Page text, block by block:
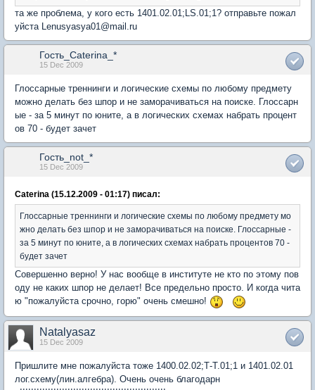
та же проблема, у кого есть 1401.02.01;LS.01;1? отправьте пожал
уйста Lenusyasya01@mail.ru
Гость_Caterina_*
15 Dec 2009
Глоссарные треннинги и логические схемы по любому предмету
можно делать без шпор и не заморачиваться на поиске. Глоссарн
ые - за 5 минут по юните, а в логических схемах набрать процент
ов 70 - будет зачет
Гость_not_*
15 Dec 2009
Caterina (15.12.2009 - 01:17) писал:
Глоссарные треннинги и логические схемы по любому предмету мо
жно делать без шпор и не заморачиваться на поиске. Глоссарные -
за 5 минут по юните, а в логических схемах набрать процентов 70 -
будет зачет
Совершенно верно! У нас вообще в институте не кто по этому пов
оду не каких шпор не делает! Все предельно просто. И когда чита
ю "пожалуйста срочно, горю" очень смешно!
Natalyasaz
15 Dec 2009
Пришлите мне пожалуйста тоже 1400.02.02;Т-Т.01;1 и 1401.02.01
лог.схему(лин.алгебра). Очень очень благодарн